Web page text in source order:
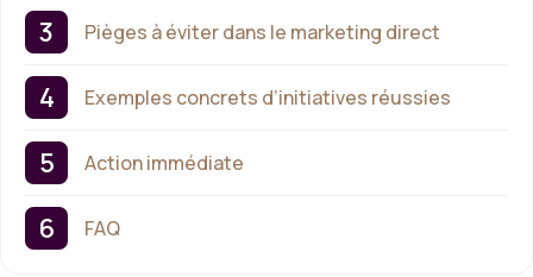
Pièges à éviter dans le marketing direct
Exemples concrets d’initiatives réussies
Action immédiate
FAQ